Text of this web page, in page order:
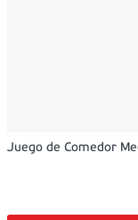
Juego de Comedor